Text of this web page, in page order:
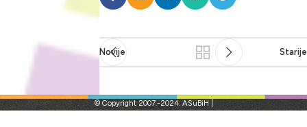
Novije Starije
© Copyright 2007.-2024. ASuBiH |